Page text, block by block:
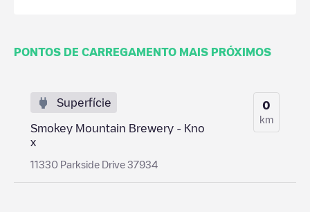
PONTOS DE CARREGAMENTO MAIS PRÓXIMOS
Superfície
Smokey Mountain Brewery - Kno
x
11330 Parkside Drive 37934
0
km